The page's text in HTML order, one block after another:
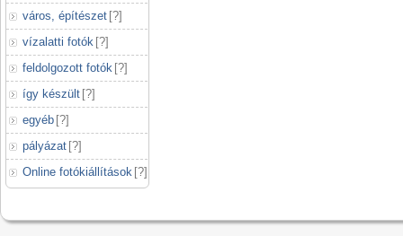
város, építészet [?]
vízalatti fotók [?]
feldolgozott fotók [?]
így készült [?]
egyéb [?]
pályázat [?]
Online fotókiállítások [?]